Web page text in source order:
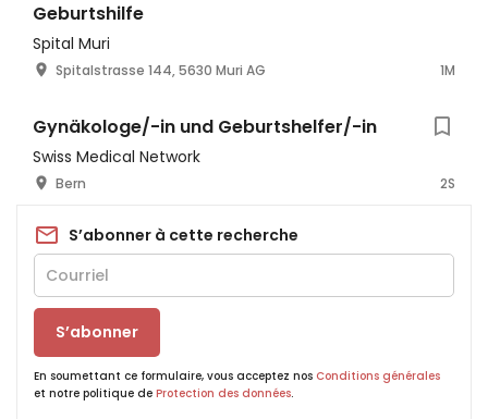
Geburtshilfe
Spital Muri
Spitalstrasse 144, 5630 Muri AG 1M
Gynäkologe/-in und Geburtshelfer/-in
Swiss Medical Network
Bern 2S
S’abonner à cette recherche
S’abonner
En soumettant ce formulaire, vous acceptez nos Conditions générales
et notre politique de Protection des données.